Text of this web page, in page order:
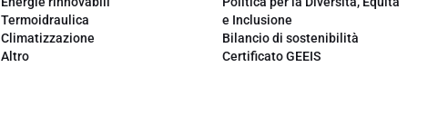
Termoidraulica
Climatizzazione
Altro
e Inclusione
Bilancio di sostenibilità
Certificato GEEIS